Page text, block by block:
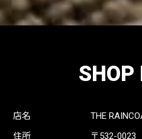
SHOP
店名
THE
住所
〒532-0023